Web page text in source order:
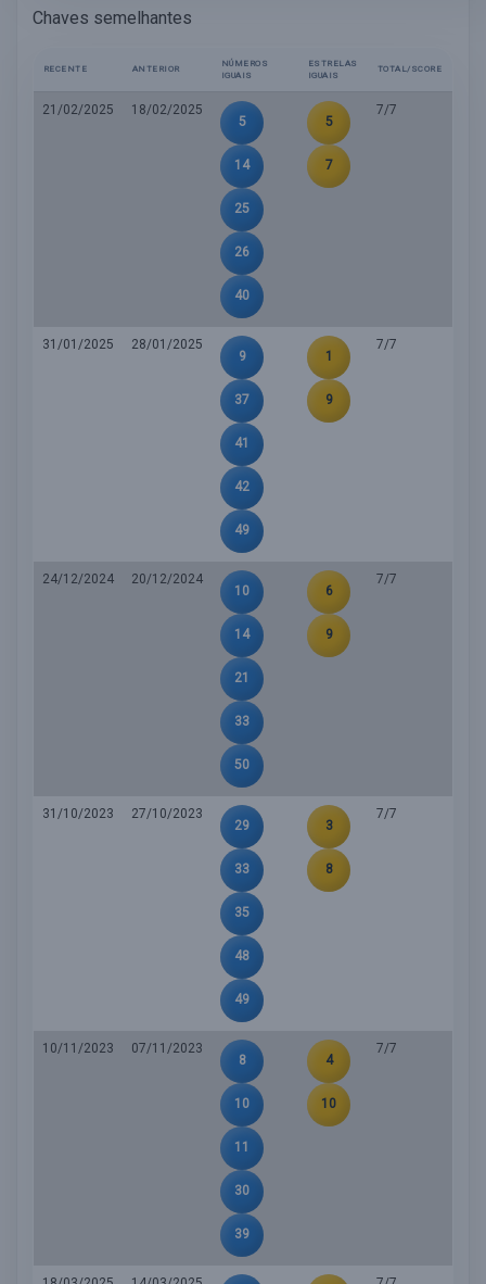
Chaves semelhantes
RECENTE ANTERIOR
NÚMEROS
IGUAIS
ESTRELAS
IGUAIS
TOTAL/SCORE
21/02/2025
18/02/2025
5
14
25
26
40
5
7
7/7
31/01/2025
28/01/2025
9
37
41
42
49
1
9
7/7
24/12/2024
20/12/2024
10
14
21
33
50
6
9
7/7
31/10/2023
27/10/2023
29
33
35
48
49
3
8
7/7
10/11/2023
07/11/2023
8
10
11
30
39
4
10
7/7